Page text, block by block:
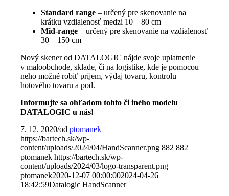
Standard range – určený pre skenovanie na
krátku vzdialenosť medzi 10 – 80 cm
Mid-range – určený pre skenovanie na vzdialenosť
30 – 150 cm
Nový skener od DATALOGIC nájde svoje uplatnenie
v maloobchode, sklade, či na logistike, kde je pomocou
neho možné robiť príjem, výdaj tovaru, kontrolu
hotového tovaru a pod.
Informujte sa ohľadom tohto či iného modelu
DATALOGIC u nás!
7. 12. 2020/odptomanek
https://bartech.sk/wp-
content/uploads/2024/04/HandScanner.png 882 882
ptomanek https://bartech.sk/wp-
content/uploads/2024/03/logo-transparent.png
ptomanek2020-12-07 00:00:002024-04-26
18:42:59Datalogic HandScanner